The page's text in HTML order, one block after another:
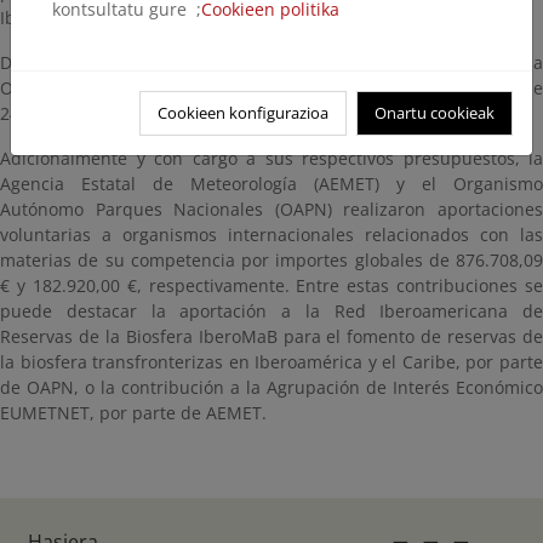
Iberoamérica.
De todas las operaciones, 33 tienen la consideración de Ayuda
Oficial al Desarrollo, por un importe global desembolsado de
24,26 millones de euros (94,21 % del total).
Adicionalmente y con cargo a sus respectivos presupuestos, la
Agencia Estatal de Meteorología (AEMET) y el Organismo
Autónomo Parques Nacionales (OAPN) realizaron aportaciones
voluntarias a organismos internacionales relacionados con las
materias de su competencia por importes globales de 876.708,09
€ y 182.920,00 €, respectivamente. Entre estas contribuciones se
puede destacar la aportación a la Red Iberoamericana de
Reservas de la Biosfera IberoMaB para el fomento de reservas de
la biosfera transfronterizas en Iberoamérica y el Caribe, por parte
de OAPN, o la contribución a la Agrupación de Interés Económico
EUMETNET, por parte de AEMET.
kontsultatu gure ;Cookieen politika
Cookieen konfigurazioa Onartu cookieak